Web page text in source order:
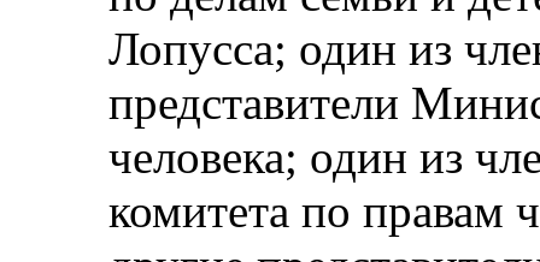
Лопусса; один из
представители
человека; один из
комитета по правам